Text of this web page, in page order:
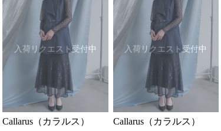
入荷リクエスト受付中
Callarus（カラルス）
入荷リクエスト受付中
Callarus（カラルス）